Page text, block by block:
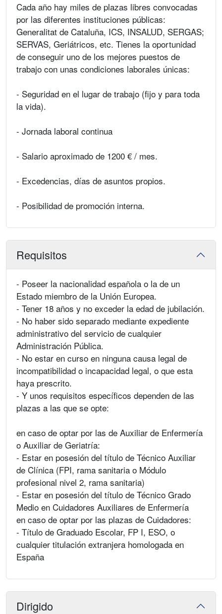
Cada año hay miles de plazas libres convocadas
por las diferentes instituciones públicas:
Generalitat de Cataluña, ICS, INSALUD, SERGAS;
SERVAS, Geriátricos, etc. Tienes la oportunidad
de conseguir uno de los mejores puestos de
trabajo con unas condiciones laborales únicas:
- Seguridad en el lugar de trabajo (fijo y para toda
la vida).
- Jornada laboral continua
- Salario aproximado de 1200 € / mes.
- Excedencias, días de asuntos propios.
- Posibilidad de promoción interna.
Requisitos
- Poseer la nacionalidad española o la de un
Estado miembro de la Unión Europea.
- Tener 18 años y no exceder la edad de jubilación.
- No haber sido separado mediante expediente
administrativo del servicio de cualquier
Administración Pública.
- No estar en curso en ninguna causa legal de
incompatibilidad o incapacidad legal, o que esta
haya prescrito.
- Y unos requisitos específicos dependen de las
plazas a las que se opte:
en caso de optar por las de Auxiliar de Enfermería
o Auxiliar de Geriatría:
- Estar en posesión del título de Técnico Auxiliar
de Clínica (FPI, rama sanitaria o Módulo
profesional nivel 2, rama sanitaria)
- Estar en posesión del título de Técnico Grado
Medio en Cuidadores Auxiliares de Enfermería
en caso de optar por las plazas de Cuidadores:
- Título de Graduado Escolar, FP I, ESO, o
cualquier titulación extranjera homologada en
España
Dirigido